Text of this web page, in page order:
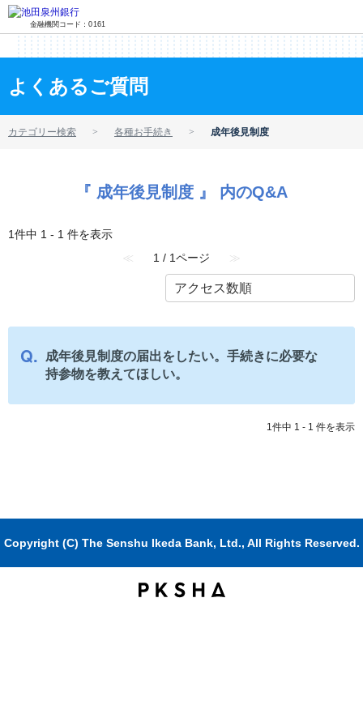
金融機関コード：0161
よくあるご質問
カテゴリー検索 各種お手続き 成年後見制度
『 成年後見制度 』 内のQ&A
1件中 1 - 1 件を表示
≪
1 / 1ページ ≫
成年後見制度の届出をしたい。手続きに必要な
持参物を教えてほしい。
1件中 1 - 1 件を表示
Copyright (C) The Senshu Ikeda Bank, Ltd., All Rights Reserved.